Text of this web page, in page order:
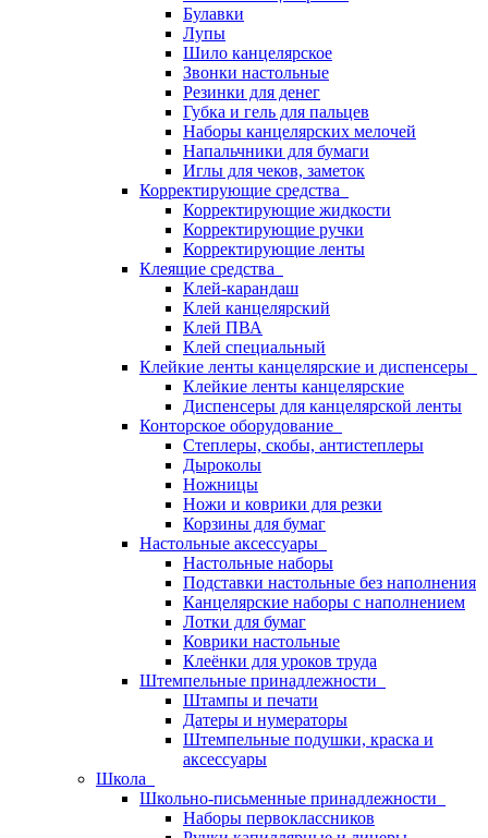
Булавки
Лупы
Шило канцелярское
Звонки настольные
Резинки для денег
Губка и гель для пальцев
Наборы канцелярских мелочей
Напальчники для бумаги
Иглы для чеков, заметок
Корректирующие средства
Корректирующие жидкости
Корректирующие ручки
Корректирующие ленты
Клеящие средства
Клей-карандаш
Клей канцелярский
Клей ПВА
Клей специальный
Клейкие ленты канцелярские и диспенсеры
Клейкие ленты канцелярские
Диспенсеры для канцелярской ленты
Конторское оборудование
Степлеры, скобы, антистеплеры
Дыроколы
Ножницы
Ножи и коврики для резки
Корзины для бумаг
Настольные аксессуары
Настольные наборы
Подставки настольные без наполнения
Канцелярские наборы с наполнением
Лотки для бумаг
Коврики настольные
Клеёнки для уроков труда
Штемпельные принадлежности
Штампы и печати
Датеры и нумераторы
Штемпельные подушки, краска и
аксессуары
Школа
Школьно-письменные принадлежности
Наборы первоклассников